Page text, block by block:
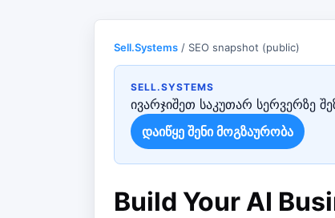
Sell.Systems / SEO snapshot (public)
SELL.SYSTEMS
ივარჯიშეთ საკუთარ სერვერზე
დაიწყე შენი მოგზაურობა
Build Your AI